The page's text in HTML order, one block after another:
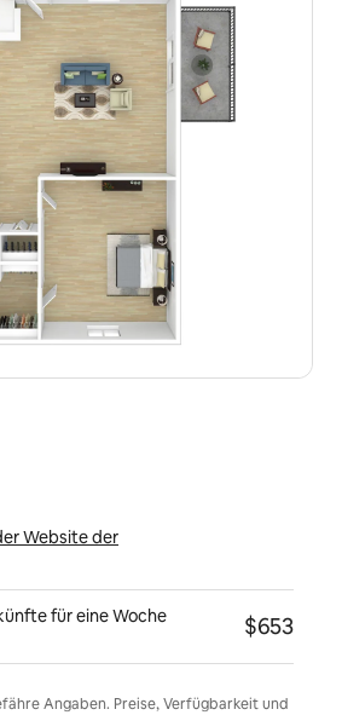
Website der
für eineWoche $653
Angaben. Preise, Verfügbarkeit und